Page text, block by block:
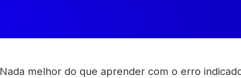
Nada melhor do que aprender com o erro